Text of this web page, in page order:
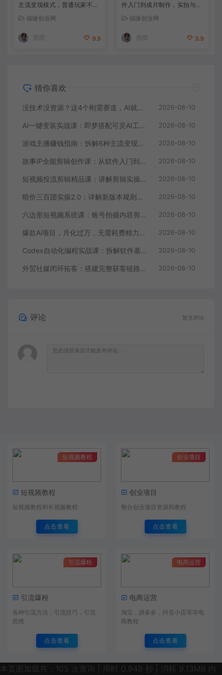
主流变现模式，普通玩家不靠
福缘创业网
图图 9.9
件入门到成片制作，实拍与AI
福缘创业网
图图 9.9
猜你喜欢
没技术没资源？这4个刚需赛道，AI就能干，小白照做月入2W 2026-08-10
AI一键变装实战课：即梦搭配可灵AI工具实操，零基础做出丝滑人物替换变装短视频 2026-08-10
游戏主播赚钱指南：拆解6种主流变现模式，普通玩家不靠顶尖技术也能稳定直播增收 2026-08-10
故事IP全能剪辑创作课：从软件入门到成片制作，实拍与AI配音结合快速打造优质内容 2026-08-10
短视频投流剪辑精品课：讲解剪辑实操技巧，高级画面质感助力作品投流放大曝光 2026-08-10
暗价三百团实操2.0：详解新版本规则用法，拉高店铺团购出单与整体营业额 2026-08-10
六边形短视频系统课：账号拍摄内容剪辑投流，多行业案例拆解打造长效爆款账号 2026-08-10
爆款Ai项目，月化过万，无需耗费精力操作，稳健实现每月增收 2026-08-10
Codex自动化编程实战课：拆解软件基础操作，搭配实用插件快速掌握AI代码编写能力 2026-08-10
外贸社媒闭环拓客：搭建完整获客链路，脸书TikTok实操打通引流到成交全流程 2026-08-10
评论 暂无评论
短视频教程
短视频教程
短视频教程和长视频教程
点击查看
创业项目
创业项目
整合创业项目资源和教程
点击查看
引流爆粉
引流爆粉
各种引流方法，引流技巧，引流
思维
点击查看
电商运营
电商运营
淘宝，拼多多，抖音小店等等电
商教程
点击查看
本页面加载共：105 次查询 | 用时 0.949 秒 | 消耗 9.13MB 内